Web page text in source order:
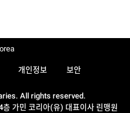
All rights reserved.
가민 코리아(유) 대표이사 린맹원
개인정보 보안